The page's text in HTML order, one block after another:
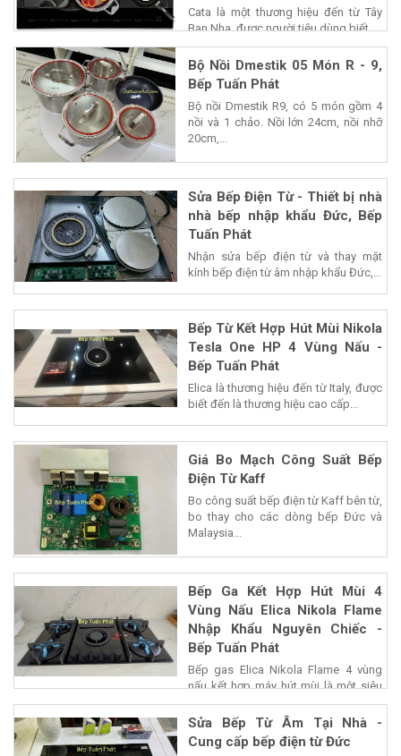
Cata là một thương hiệu đến từ Tây
Ban Nha, được người tiêu dùng biết...
Bộ Nồi Dmestik 05 Món R - 9,
Bếp Tuấn Phát
Bộ nồi Dmestik R9, có 5 món gồm 4
nồi và 1 chảo. Nồi lớn 24cm, nồi nhỡ
20cm,...
Sửa Bếp Điện Từ - Thiết bị nhà
nhà bếp nhập khẩu Đức, Bếp
Tuấn Phát
Nhận sửa bếp điện từ và thay mặt
kính bếp điện từ âm nhập khẩu Đức,...
Bếp Từ Kết Hợp Hút Mùi Nikola
Tesla One HP 4 Vùng Nấu -
Bếp Tuấn Phát
Elica là thương hiệu đến từ Italy, được
biết đến là thương hiệu cao cấp...
Giá Bo Mạch Công Suất Bếp
Điện Từ Kaff
Bo công suất bếp điện từ Kaff bên từ,
bo thay cho các dòng bếp Đức và
Malaysia...
Bếp Ga Kết Hợp Hút Mùi 4
Vùng Nấu Elica Nikola Flame
Nhập Khẩu Nguyên Chiếc -
Bếp Tuấn Phát
Bếp gas Elica Nikola Flame 4 vùng
nấu kết hợp máy hút mùi là một siêu
phẩm của...
Sửa Bếp Từ Âm Tại Nhà -
Cung cấp bếp điện từ Đức